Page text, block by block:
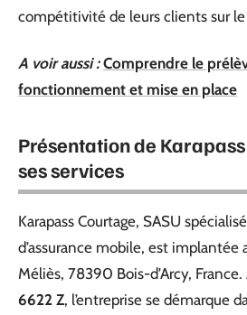
compétitivité de leurs clients sur
A voir aussi : Comprendre le
fonctionnement et mise en place
Présentation de
ses services
Karapass Courtage, SASU
d’assurance mobile, est implantée
Méliès, 78390 Bois-d’Arcy, France.
6622 Z, l’entreprise se démarque